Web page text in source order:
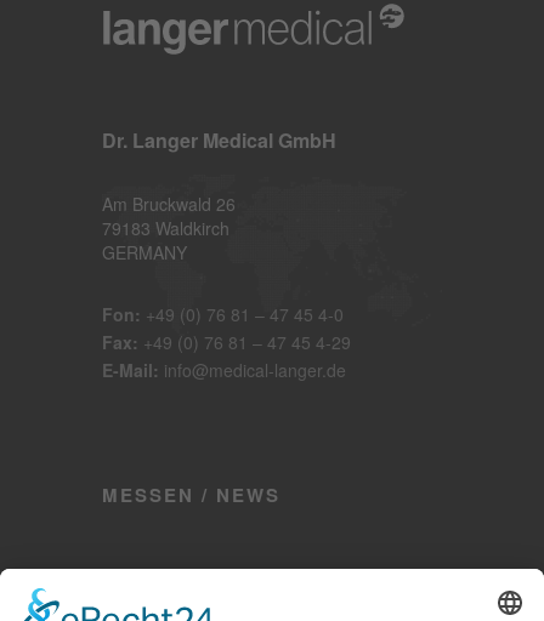
Dr. Langer Medical GmbH
Am Bruckwald 26
79183 Waldkirch
GERMANY
Fon: +49 (0) 76 81 – 47 45 4-0
Fax: +49 (0) 76 81 – 47 45 4-29
E-Mail: info@medical-langer.de
MESSEN / NEWS